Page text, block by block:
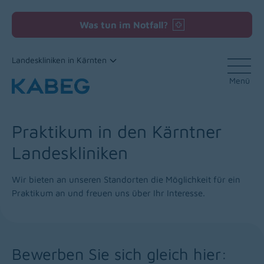
Was tun im Notfall?
Landeskliniken in Kärnten
Menü
Praktikum in den Kärntner
Landeskliniken
Wir bieten an unseren Standorten die Möglichkeit für ein
Praktikum an und freuen uns über Ihr Interesse.
Bewerben Sie sich gleich hier: